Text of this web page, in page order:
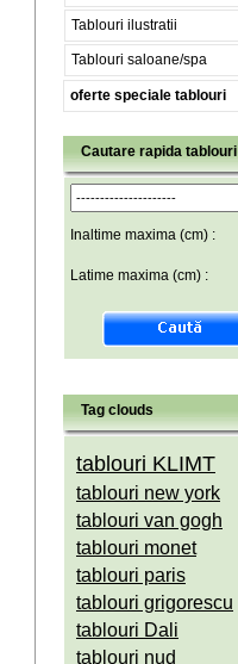
Tablouri ilustratii
Tablouri saloane/spa
oferte speciale tablouri
Cautare rapida tablouri
Inaltime maxima (cm) :
Latime maxima (cm) :
Tag clouds
tablouri KLIMT
tablouri new york
tablouri van gogh
tablouri monet
tablouri paris
tablouri grigorescu
tablouri Dali
tablouri nud